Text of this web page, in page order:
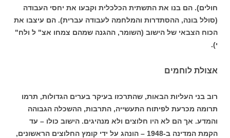
חולים). הם בנו את התשתית הכלכלית וקבעו את יחסי העבודה
(סולל בונה, ההסתדרות והמלחמה לעבודה עברית). הם עיצבו את
הכוח הצבאי של הישוב (השומר, ההגנה שמהם צמחו אצ" ל ולח"
י).
אצולת לוחמים
רוב בני העליות הבאות, שהתרכזו בעיקר בערים הגדולות, תרמו
תרומה מכרעת לפיתוח התעשייה, התרבות, ההשכלה הגבוהה
והמדע. אך הם לא היו חלוצים ולא מנהיגים. הישוב כולו – עד
הקמת המדינה ב-1948 – הונהג על ידי קומץ החלוצים הראשונים,